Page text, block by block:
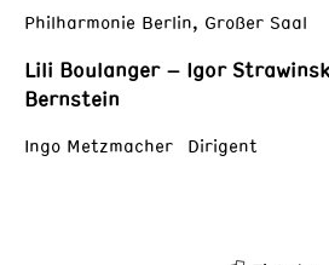
Philharmonie Berlin, Großer Saal
Lili Boulanger – Igor
Bernstein
Ingo Metzmacher Dirigent